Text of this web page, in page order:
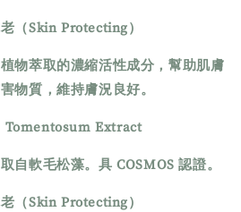
（Skin Protecting）
物萃取的濃縮活性成分，幫助肌膚
物質，維持膚況良好。
Tomentosum Extract
自軟毛松藻。具 COSMOS 認證。
（Skin Protecting）